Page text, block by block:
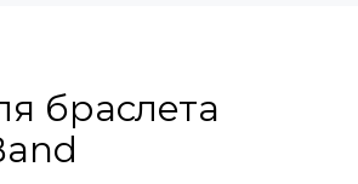
браслета